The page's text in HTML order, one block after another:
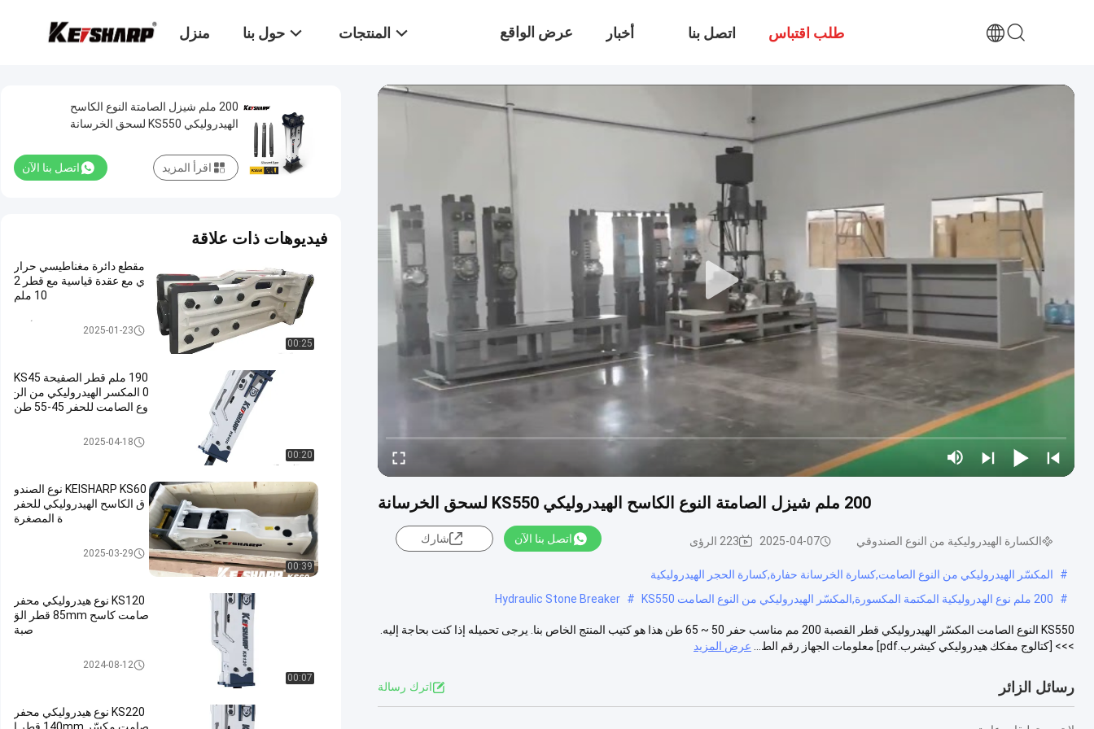
منزل حول بنا المنتجات عرض الواقع أخبار اتصل بنا طلب اقتباس
200 ملم شيزل الصامتة النوع الكاسح الهيدروليكي KS550 لسحق الخرسانة
الكسارة الهيدروليكية من النوع الصندوقي 2025-04-07 223 الرؤى اتصل بنا الآن شارك
#
المكسّر الهيدروليكي من النوع الصامت,كسارة الخرسانة حفارة,كسارة الحجر الهيدروليكية
#
200 ملم نوع الهدروليكية المكتمة المكسورة,المكسّر الهيدروليكي من النوع الصامت KS550 #
Hydraulic Stone Breaker
KS550 النوع الصامت المكسّر الهيدروليكي قطر القصبة 200 مم مناسب حفر 50 ~ 65 طن هذا هو كتيب المنتج الخاص بنا. يرجى تحميله إذا كنت بحاجة إليه.
>>> [كتالوج مفكك هيدروليكي كيشرب.pdf] معلومات الجهاز رقم الط...
عرض المزيد
رسائل الزائر اترك رسالة
200 ملم شيزل الصامتة النوع الكاسح
الهيدروليكي KS550 لسحق الخرسانة
اتصل بنا الآن اقرأ المزيد
فيديوهات ذات علاقة
00:25
مقطع دائرة مغناطيسي حرار
ي مع عقدة قياسية مع قطر 2
10 ملم
المكسّر ذو النوع الأعلى2025-01-23
00:20
190 ملم قطر الصفيحة KS45
0 المكسر الهيدروليكي من الن
وع الصامت للحفر 45-55 طن
الكسارة الهيدروليكية من النوع ال
2025-04-18
00:39
KEISHARP KS60 نوع الصندو
ق الكاسح الهيدروليكي للحفر
ة المصغرة
الكسارة الهيدروليكية من النوع ال
2025-03-29
00:07
KS120 نوع هيدروليكي محفر
صامت كاسح 85mm قطر الق
صبة
الكسارة الهيدروليكية من النوع ال
2024-08-12
KS220 نوع هيدروليكي محفر